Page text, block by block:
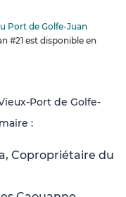
Port de Golfe-Juan
#21 est disponible en
Port de Golfe-
:
Copropriétaire du